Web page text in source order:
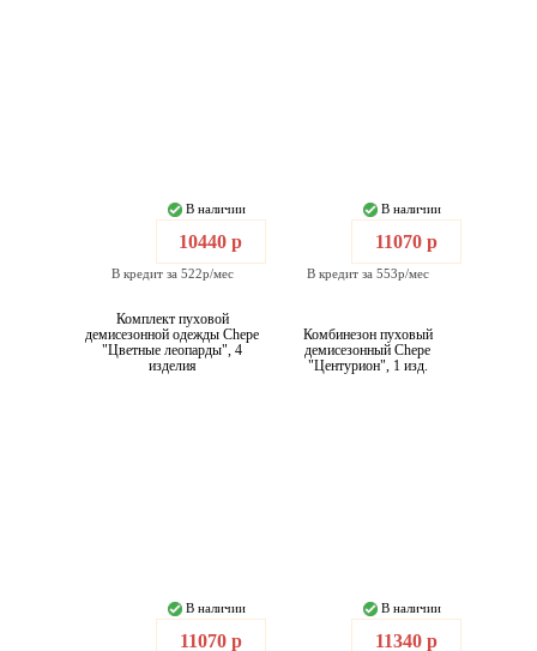
В наличии
10440 р
В кредит за 522р/мес
В наличии
11070 р
В кредит за 553р/мес
Комплект пуховой
демисезонной одежды Chepe
"Цветные леопарды", 4
изделия
В наличии
11070 р
Комбинезон пуховый
демисезонный Chepe
"Центурион", 1 изд.
В наличии
11340 р